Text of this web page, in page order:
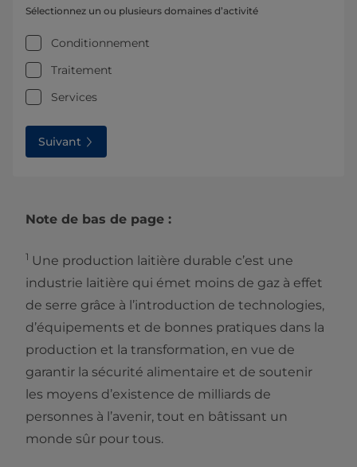
Sélectionnez un ou plusieurs domaines d’activité
Conditionnement
Traitement
Services
Suivant
Note de bas de page :
1 Une production laitière durable c’est une
industrie laitière qui émet moins de gaz à effet
de serre grâce à l’introduction de technologies,
d’équipements et de bonnes pratiques dans la
production et la transformation, en vue de
garantir la sécurité alimentaire et de soutenir
les moyens d’existence de milliards de
personnes à l’avenir, tout en bâtissant un
monde sûr pour tous.